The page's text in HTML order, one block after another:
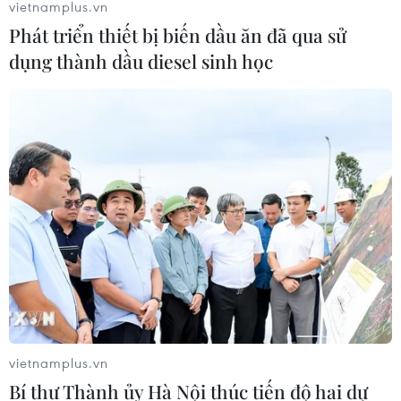
Thổ Nhĩ Kỳ tăng cường truy quét IS,
Tây Ban Nha triệt phá đường dây
buôn người xuyên Địa Trung Hải
07/08/2026 12:13
Hy Lạp tạm giam một thị trưởng tình
nghi gây thảm họa cháy rừng
07/08/2026 12:02
vietnamplus.vn
Phát triển thiết bị biến dầu ăn đã qua sử
dụng thành dầu diesel sinh học
vietnamplus.vn
Bí thư Thành ủy Hà Nội thúc tiến độ hai dự